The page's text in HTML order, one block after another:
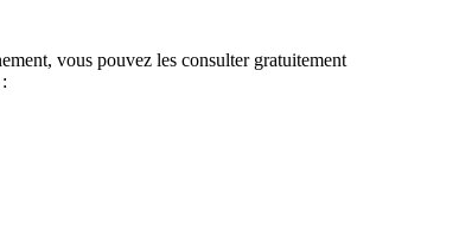
vous pouvez les consulter gratuitement